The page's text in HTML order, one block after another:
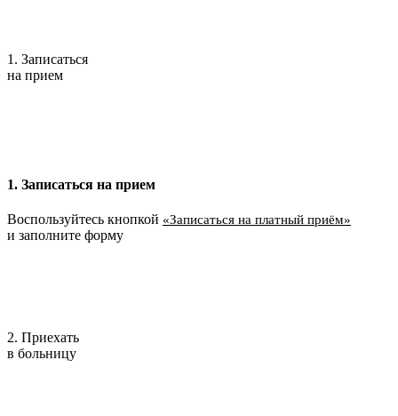
1. Записаться
на прием
1. Записаться на прием
Воспользуйтесь кнопкой «Записаться на платный приём»
и заполните форму
2. Приехать
в больницу